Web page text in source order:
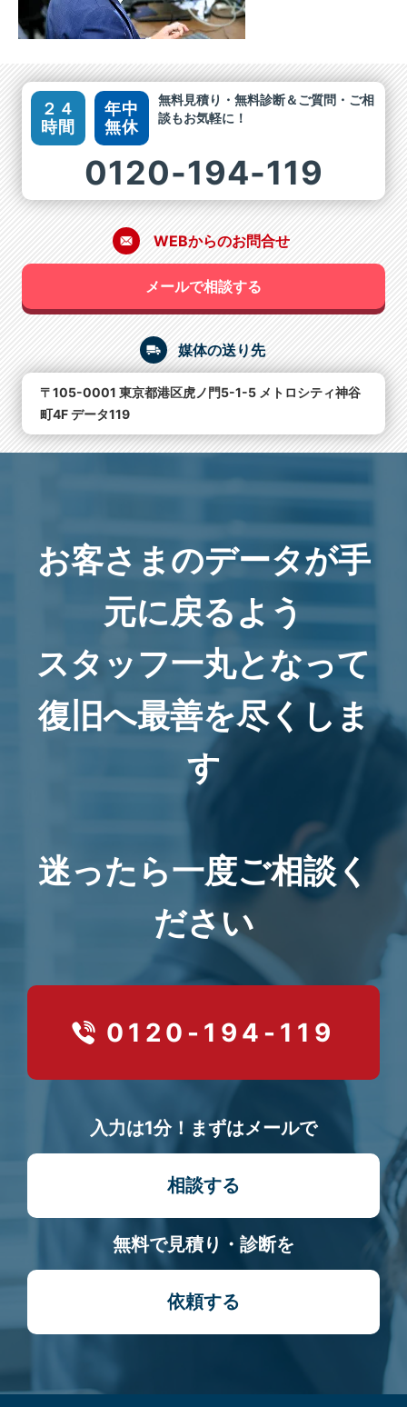
２４
時間
年中
無休
無料見積り・無料診断＆ご質問・ご相
談もお気軽に！
0120-194-119
WEBからのお問合せ
メールで相談する
媒体の送り先
〒105-0001 東京都港区虎ノ門5-1-5 メトロシティ神谷
町4F データ119
お客さまのデータが手
元に戻るよう
スタッフ一丸となって
復旧へ最善を尽くしま
す
迷ったら一度ご相談く
ださい
0120-194-119
入力は1分！まずはメールで
相談する
無料で見積り・診断を
依頼する